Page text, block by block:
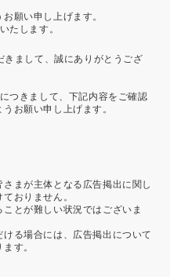
願い申し上げます。
たします。
きまして、誠にありがとうござ
つきまして、下記内容をご確認
お願い申し上げます。
まが主体となる広告掲出に関し
おりません。
とが難しい状況ではございま
る場合には、広告掲出について
す。